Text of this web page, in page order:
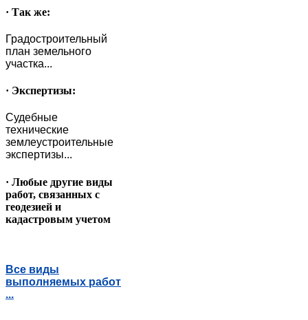
· Так же:
Градостроительный
план земельного
участка...
· Экспертизы:
Судебные
технические
землеустроительные
экспертизы...
· Любые другие виды
работ, связанных с
геодезией и
кадастровым учетом
Все виды
выполняемых работ
...